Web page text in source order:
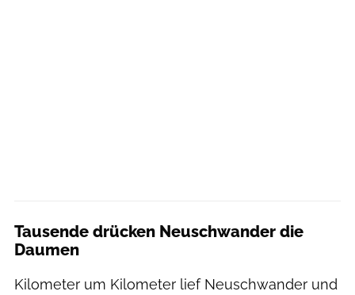
Tausende drücken Neuschwander die
Daumen
Kilometer um Kilometer lief Neuschwander und